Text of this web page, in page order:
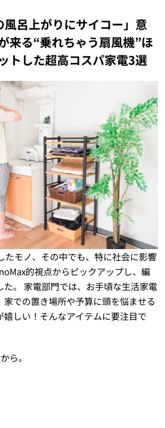
呂上がりにサイコー」意
来る“乗れちゃう扇風機”ほ
トした超高コスパ家電3選
たモノ、その中でも、特に社会に影響
的視点からピックアップし、編
。 家電部門では、お手頃な生活家電
での置き場所や予算に頭を悩ませる
嬉しい！そんなアイテムに要注目で
から。